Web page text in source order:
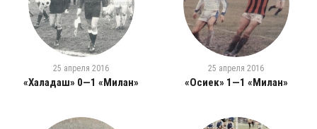
25 апреля 2016
«Халадаш» 0—1 «Милан»
25 апреля 2016
«Осиек» 1—1 «Милан»